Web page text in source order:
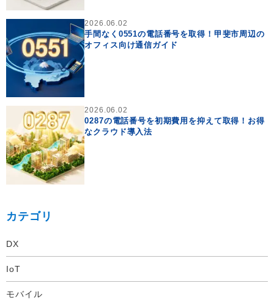
2026.06.02
手間なく0551の電話番号を取得！甲斐市周辺の
オフィス向け通信ガイド
2026.06.02
0287の電話番号を初期費用を抑えて取得！お得
なクラウド導入法
カテゴリ
DX
IoT
モバイル